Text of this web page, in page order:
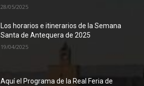
28/05/2025
Los horarios e itinerarios de la Semana
Santa de Antequera de 2025
19/04/2025
Aquí el Programa de la Real Feria de